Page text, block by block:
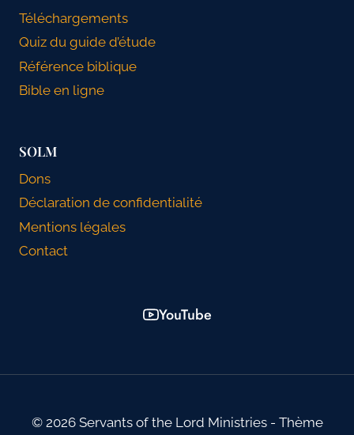
Téléchargements
Quiz du guide d’étude
Référence biblique
Bible en ligne
SOLM
Dons
Déclaration de confidentialité
Mentions légales
Contact
YouTube
© 2026 Servants of the Lord Ministries - Thème